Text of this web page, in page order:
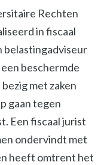
Rechten
in fiscaal
belastingadviseur
beschermde
met zaken
gaan tegen
Een fiscaal jurist
ondervindt met
heeft omtrent het